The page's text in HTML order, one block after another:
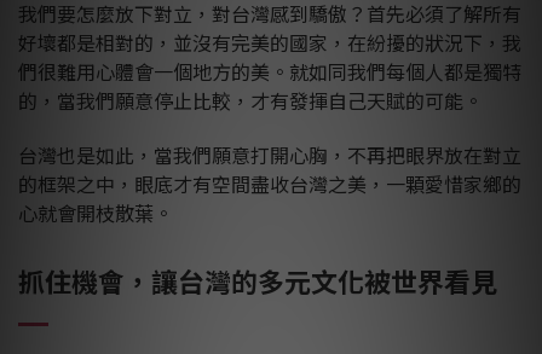
我們要怎麼放下對立，對台灣感到驕傲？首先必須了解所有
好壞都是相對的，並沒有完美的國家，在紛擾的狀況下，我
們很難用心體會一個地方的美。就如同我們每個人都是獨特
的，當我們願意停止比較，才有發揮自己天賦的可能。
台灣也是如此，當我們願意打開心胸，不再把眼界放在對立
的框架之中，眼底才有空間盡收台灣之美，一顆愛惜家鄉的
心就會開枝散葉。
抓住機會，讓台灣的多元文化被世界看見